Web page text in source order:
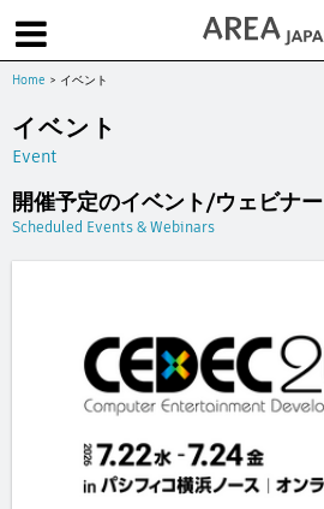
コラム
Columns
チュートリアル
求人
Jobs
注目のキーワード
インディー版
アニメ
教育機関・学生
Home > イベント
イベント
Event
開催予定のイベント/ウェビナー
Scheduled Events & Webinars